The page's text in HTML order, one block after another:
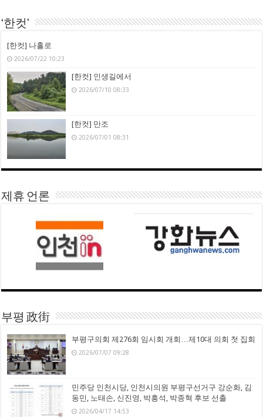
‘한컷’
[한컷] 나홀로
2026/07/22 10:23
[한컷] 인생길에서
2026/07/10 08:33
[한컷] 만조
2026/07/01 08:31
제휴 언론
부평 政街
부평구의회 제276회 임시회 개회…제10대 의회 첫 집회
2026/07/07 09:28
민주당 인천시당, 인천시의원 부평구선거구 강순화, 김
동민, 노태손, 신진영, 박흥석, 박종혁 후보 선출
2026/04/17 14:53